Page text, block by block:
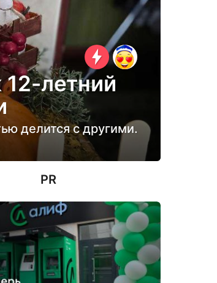
летний
делится с другими.
PR